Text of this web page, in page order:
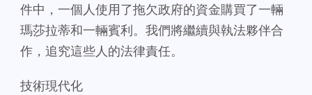
件中，一個人使用了拖欠政府的資金購買了一輛
瑪莎拉蒂和一輛賓利。我們將繼續與執法夥伴合
作，追究這些人的法律責任。
技術現代化